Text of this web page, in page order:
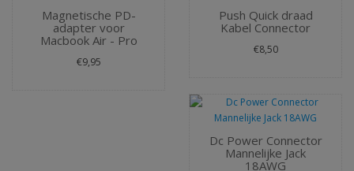
Magnetische PD-
adapter voor
Macbook Air - Pro
€9,95
Push Quick draad
Kabel Connector
€8,50
Dc Power Connector
Mannelijke Jack
18AWG